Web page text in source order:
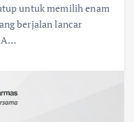
untuk memilih enam
berjalan lancar